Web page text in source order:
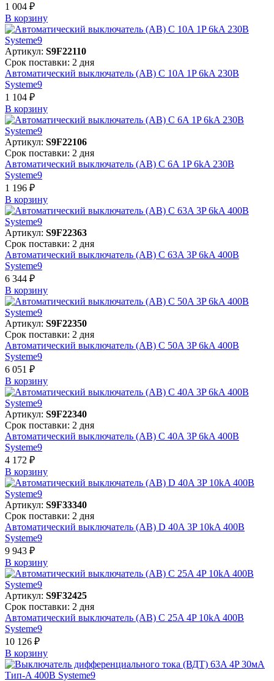
1 004 ₽
В корзинy
Артикул: S9F22110
Срок поставки: 2 дня
Автоматический выключатель (АВ) C 10A 1P 6kA 230В
Systeme9
1 104 ₽
В корзинy
Артикул: S9F22106
Срок поставки: 2 дня
Автоматический выключатель (АВ) C 6A 1P 6kA 230В
Systeme9
1 196 ₽
В корзинy
Артикул: S9F22363
Срок поставки: 2 дня
Автоматический выключатель (АВ) C 63A 3P 6kA 400В
Systeme9
6 344 ₽
В корзинy
Артикул: S9F22350
Срок поставки: 2 дня
Автоматический выключатель (АВ) C 50A 3P 6kA 400В
Systeme9
6 051 ₽
В корзинy
Артикул: S9F22340
Срок поставки: 2 дня
Автоматический выключатель (АВ) C 40A 3P 6kA 400В
Systeme9
4 172 ₽
В корзинy
Артикул: S9F33340
Срок поставки: 2 дня
Автоматический выключатель (АВ) D 40A 3P 10kA 400В
Systeme9
9 943 ₽
В корзинy
Артикул: S9F32425
Срок поставки: 2 дня
Автоматический выключатель (АВ) C 25A 4P 10kA 400В
Systeme9
10 126 ₽
В корзинy